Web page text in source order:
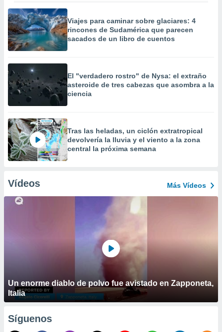
Viajes para caminar sobre glaciares: 4
rincones de Sudamérica que parecen
sacados de un libro de cuentos
El "verdadero rostro" de Nysa: el extraño
asteroide de tres cabezas que asombra a la
ciencia
Tras las heladas, un ciclón extratropical
devolvería la lluvia y el viento a la zona
central la próxima semana
Vídeos Más Vídeos
Un enorme diablo de polvo fue avistado en Zapponeta,
Italia
Síguenos